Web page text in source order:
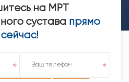
на МРТ
сустава прямо
сейчас!
персональных данных
обработки персональных